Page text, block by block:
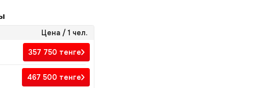
Цена / 1 чел.
357 750 тенге
467 500 тенге